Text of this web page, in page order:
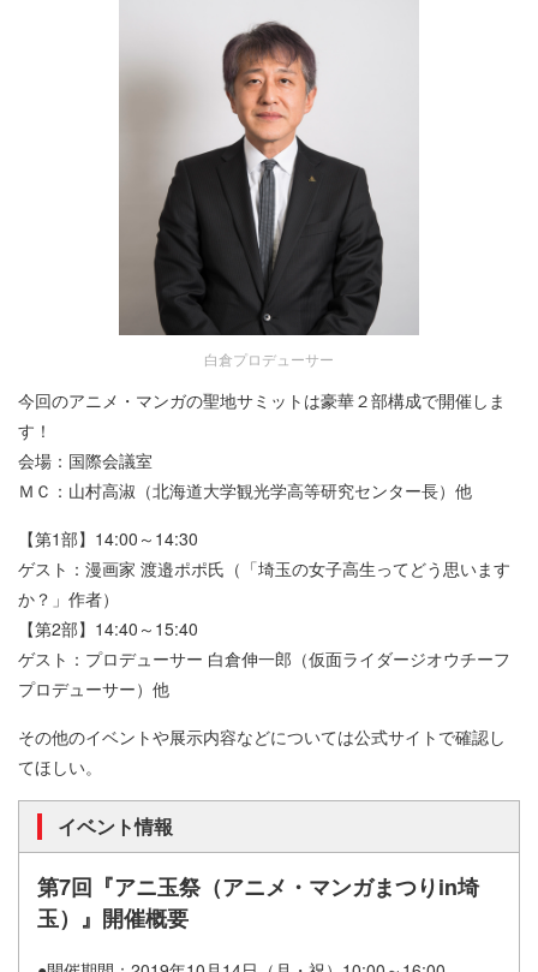
白倉プロデューサー
今回のアニメ・マンガの聖地サミットは豪華２部構成で開催しま
す！
会場：国際会議室
ＭＣ：山村高淑（北海道大学観光学高等研究センター長）他
【第1部】14:00～14:30
ゲスト：漫画家 渡邉ポポ氏（「埼玉の女子高生ってどう思います
か？」作者）
【第2部】14:40～15:40
ゲスト：プロデューサー 白倉伸一郎（仮面ライダージオウチーフ
プロデューサー）他
その他のイベントや展示内容などについては公式サイトで確認し
てほしい。
イベント情報
第7回『アニ玉祭（アニメ・マンガまつりin埼
玉）』開催概要